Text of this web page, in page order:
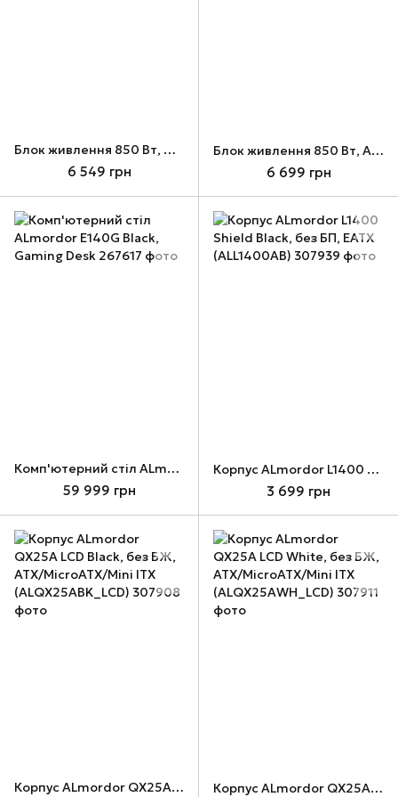
Блок живлення 850 Вт, ALmordor SFX, Black, модульний, ATX3.1 (ALSFX850BK31)
6 549 грн
Блок живлення 850 Вт, ALmordor SFX, White, модульний, ATX3.1 (ALSFX850WH31)
6 699 грн
Комп'ютерний стіл ALmordor E140G Black, Gaming Desk
59 999 грн
Корпус ALmordor L1400 Shield Black, без БП, EATX (ALL1400AB)
3 699 грн
Корпус ALmordor QX25A LCD Black, без БЖ, ATX/MicroATX/Mini ITX (ALQX25ABK_LCD) Корпус ALmordor QX25A LCD White, без БЖ, ATX/MicroATX/Mini ITX (ALQX25AWH_LCD)